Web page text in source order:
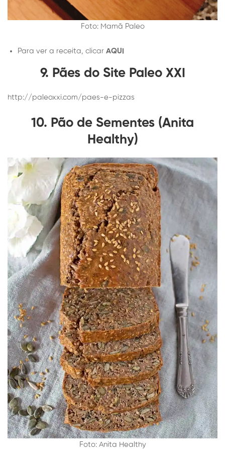
Foto: Mamã Paleo
Para ver a receita, clicar AQUI
9. Pães do Site Paleo XXI
http://paleoxxi.com/paes-e-pizzas
10. Pão de Sementes (Anita
Healthy)
Foto: Anita Healthy